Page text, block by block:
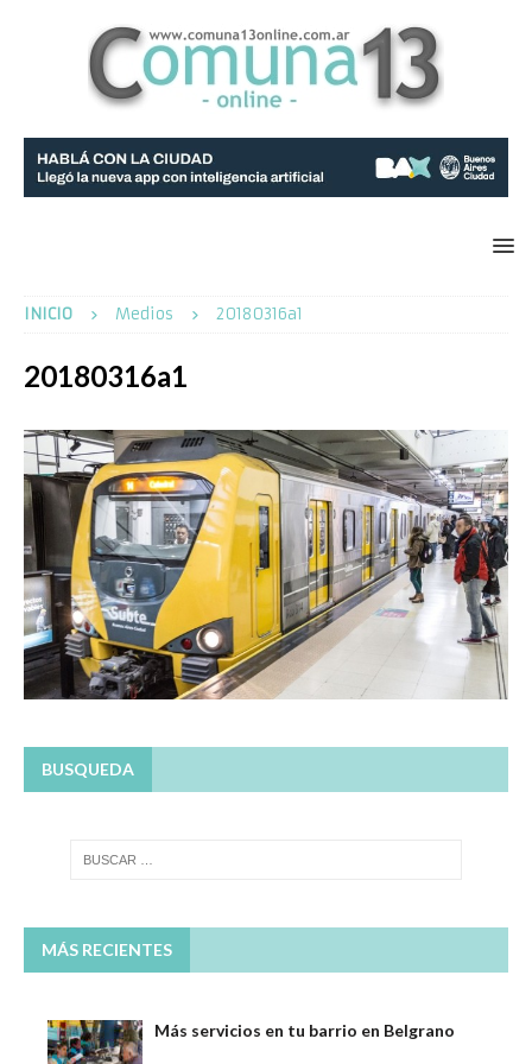
INICIO Medios 20180316a1
20180316a1
BUSQUEDA
MÁS RECIENTES
Más servicios en tu barrio en Belgrano